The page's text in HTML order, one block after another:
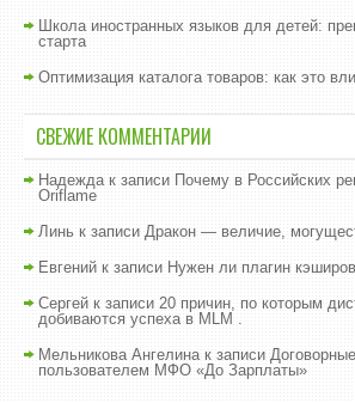
Школа иностранных языков для детей:
старта
Оптимизация каталога товаров: как это
СВЕЖИЕ КОММЕНТАРИИ
Надеждак записи Почему в Российских
Oriflame
Линь к записи Дракон — величие,
Евгений к записи Нужен ли плагин
Сергей к записи 20 причин, по которым
добиваются успеха в MLM .
Мельникова Ангелинак записи
пользователем МФО «До Зарплаты»